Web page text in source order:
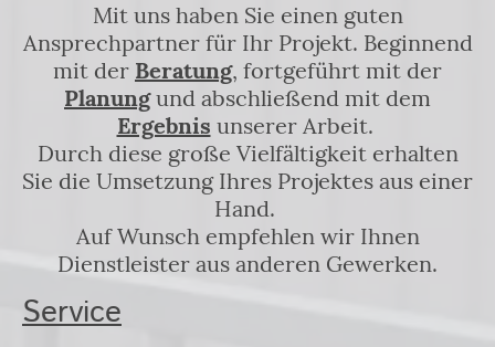
Mit uns haben Sie einen guten
Ansprechpartner für Ihr Projekt. Beginnend
mit der Beratung, fortgeführt mit der
Planungund abschließend mit dem
Ergebnis unserer Arbeit.
Durch diese große Vielfältigkeit erhalten
Sie die Umsetzung Ihres Projektes aus einer
Hand.
Auf Wunsch empfehlen wir Ihnen
Dienstleister aus anderen Gewerken.
Service